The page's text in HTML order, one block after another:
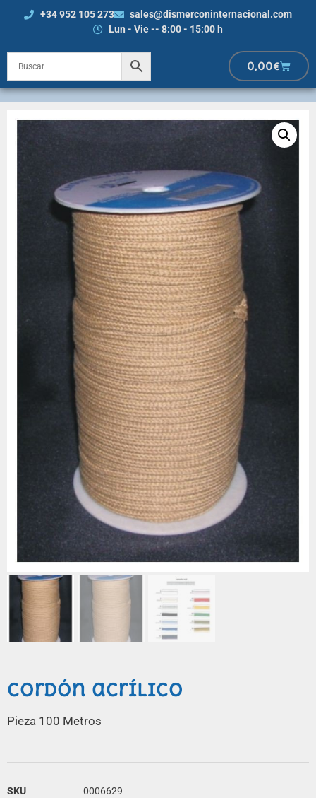
+34 952 105 273
sales@dismerconinternacional.com
Lun - Vie -- 8:00 - 15:00 h
0,00€
Cordón acrílico
Pieza 100 Metros
SKU
0006629